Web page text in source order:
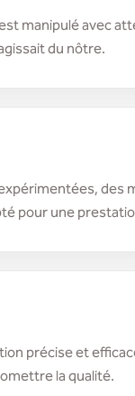
manipulé avec
du nôtre.
des
pour une
précise et
la qualité.